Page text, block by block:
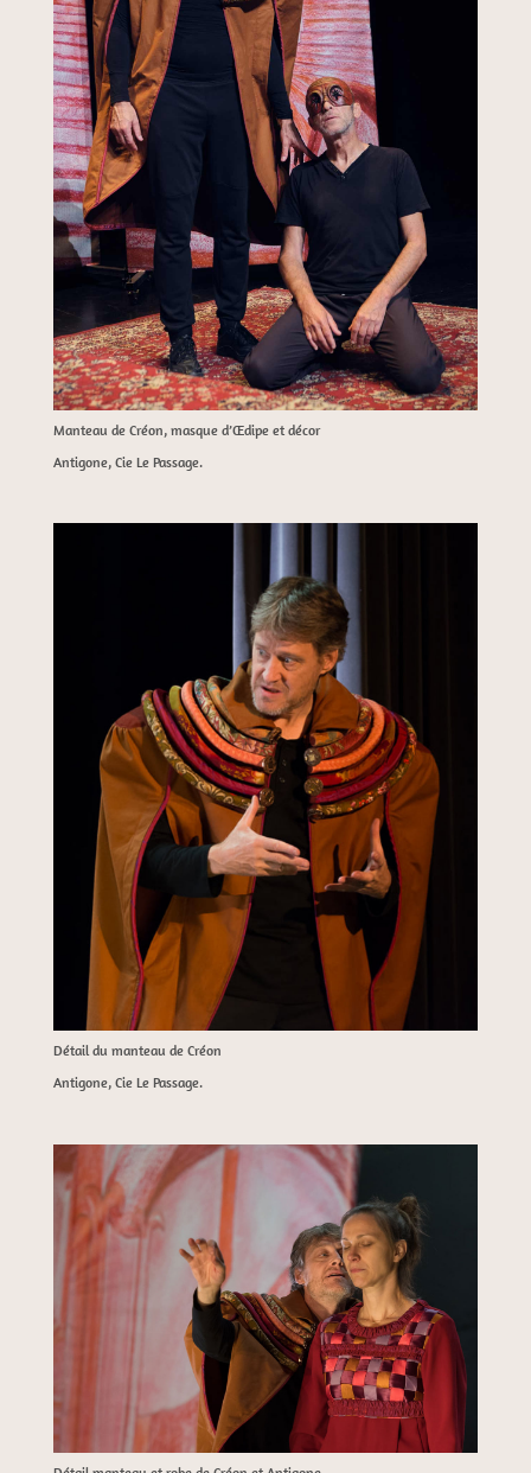
Manteau de Créon, masque d’Œdipe et décor
Antigone, Cie Le Passage.
Détail du manteau de Créon
Antigone, Cie Le Passage.